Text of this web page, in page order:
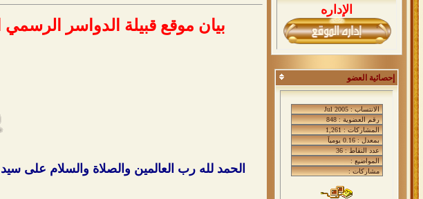
الإداره
إحصائية العضو
بيان موقع قبيلة الدواسر
الحمد لله رب العالمين والصلاة والسلام على